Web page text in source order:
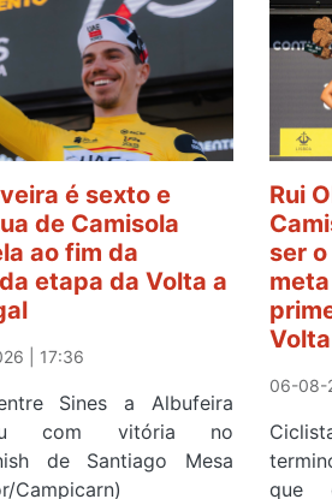
é sexto e
de Camisola
ao fim da
etapa da Volta a
| 17:36
Sines a Albufeira
com vitória no
de Santiago Mesa
Campicarn)
Rui
ser
06-08-
que